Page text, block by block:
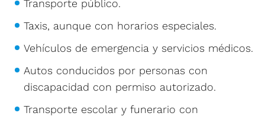
Transporte público.
Taxis, aunque con horarios especiales.
Vehículos de emergencia y servicios médicos.
Autos conducidos por personas con
discapacidad con permiso autorizado.
Transporte escolar y funerario con